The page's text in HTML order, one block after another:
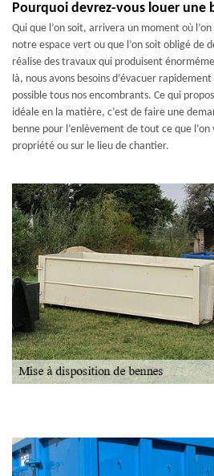
Pourquoi devrez-vous louer une
Qui que l’on soit, arrivera un moment où
notre espace vert ou que l’on soit obligé de
réalise des travaux qui produisent
là, nous avons besoins d’évacuer
possible tous nos encombrants. Ce qui
idéale en la matière, c’est de faire une
benne pour l’enlèvement de tout ce que
propriété ou sur le lieu de chantier.